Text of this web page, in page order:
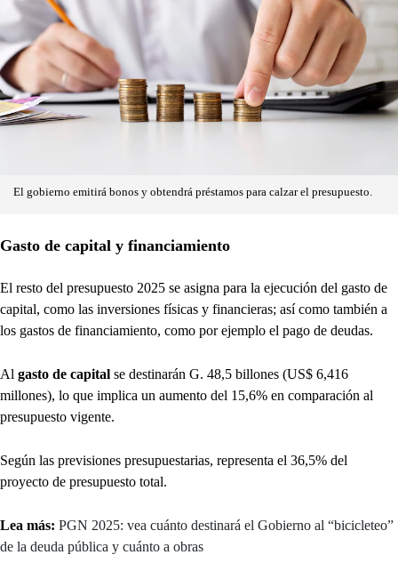
El gobierno emitirá bonos y obtendrá préstamos para calzar el presupuesto.
Gasto de capital y financiamiento
El resto del presupuesto 2025 se asigna para la ejecución del gasto de
capital, como las inversiones físicas y financieras; así como también a
los gastos de financiamiento, como por ejemplo el pago de deudas.
Al gasto de capital se destinarán G. 48,5 billones (US$ 6,416
millones), lo que implica un aumento del 15,6% en comparación al
presupuesto vigente.
Según las previsiones presupuestarias, representa el 36,5% del
proyecto de presupuesto total.
Lea más: PGN 2025: vea cuánto destinará el Gobierno al “bicicleteo”
de la deuda pública y cuánto a obras